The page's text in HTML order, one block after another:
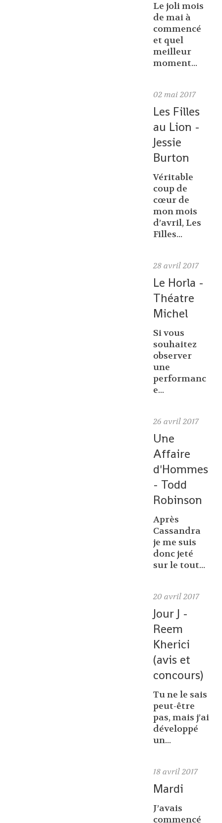
Le joli mois
de mai à
commencé
et quel
meilleur
moment...
02 mai 2017
Les Filles
au Lion -
Jessie
Burton
Véritable
coup de
cœur de
mon mois
d’avril, Les
Filles...
28 avril 2017
Le Horla -
Théatre
Michel
Si vous
souhaitez
observer
une
performanc
e...
26 avril 2017
Une
Affaire
d'Hommes
- Todd
Robinson
Après
Cassandra
je me suis
donc jeté
sur le tout...
20 avril 2017
Jour J -
Reem
Kherici
(avis et
concours)
Tu ne le sais
peut-être
pas, mais j’ai
développé
un...
18 avril 2017
Mardi
J’avais
commencé